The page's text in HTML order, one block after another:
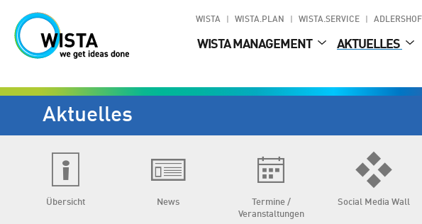
WISTA WISTA.PLAN WISTA.SERVICE ADLERSHOF
WISTA MANAGEMENT AKTUELLES
Aktuelles
Übersicht News
Termine /
Veranstaltungen
Social Media Wall